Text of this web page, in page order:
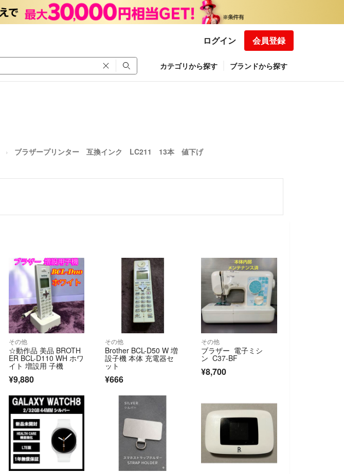
ログイン 会員登録
カテゴリから探す ブランドから探す
ブラザープリンター 互換インク LC211 13本 値下げ
その他
☆動作品 美品 BROTH
ER BCL-D110 WH ホワ
イト 増設用 子機
¥9,880
その他
Brother BCL-D50 W 増
設子機 本体 充電器セ
ット
¥666
その他
ブラザー 電子ミシ
ン C37-BF
¥8,700